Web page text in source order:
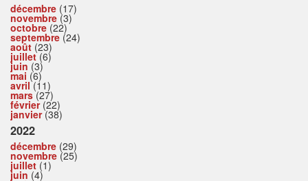
décembre (17)
novembre (3)
octobre (22)
septembre (24)
août (23)
juillet(6)
juin (3)
mai (6)
avril(11)
mars(27)
février(22)
janvier(38)
2022
décembre (29)
novembre (25)
juillet (1)
juin (4)